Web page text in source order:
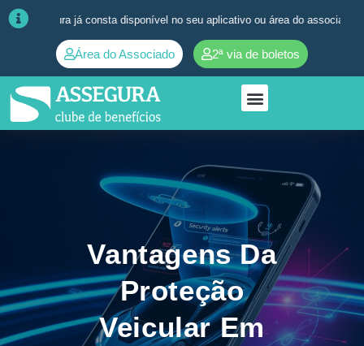
já consta disponível no seu aplicativo ou área do associado. ➜
Área do Associado 2ª via de boletos
Vantagens Da
Proteção
Veicular Em